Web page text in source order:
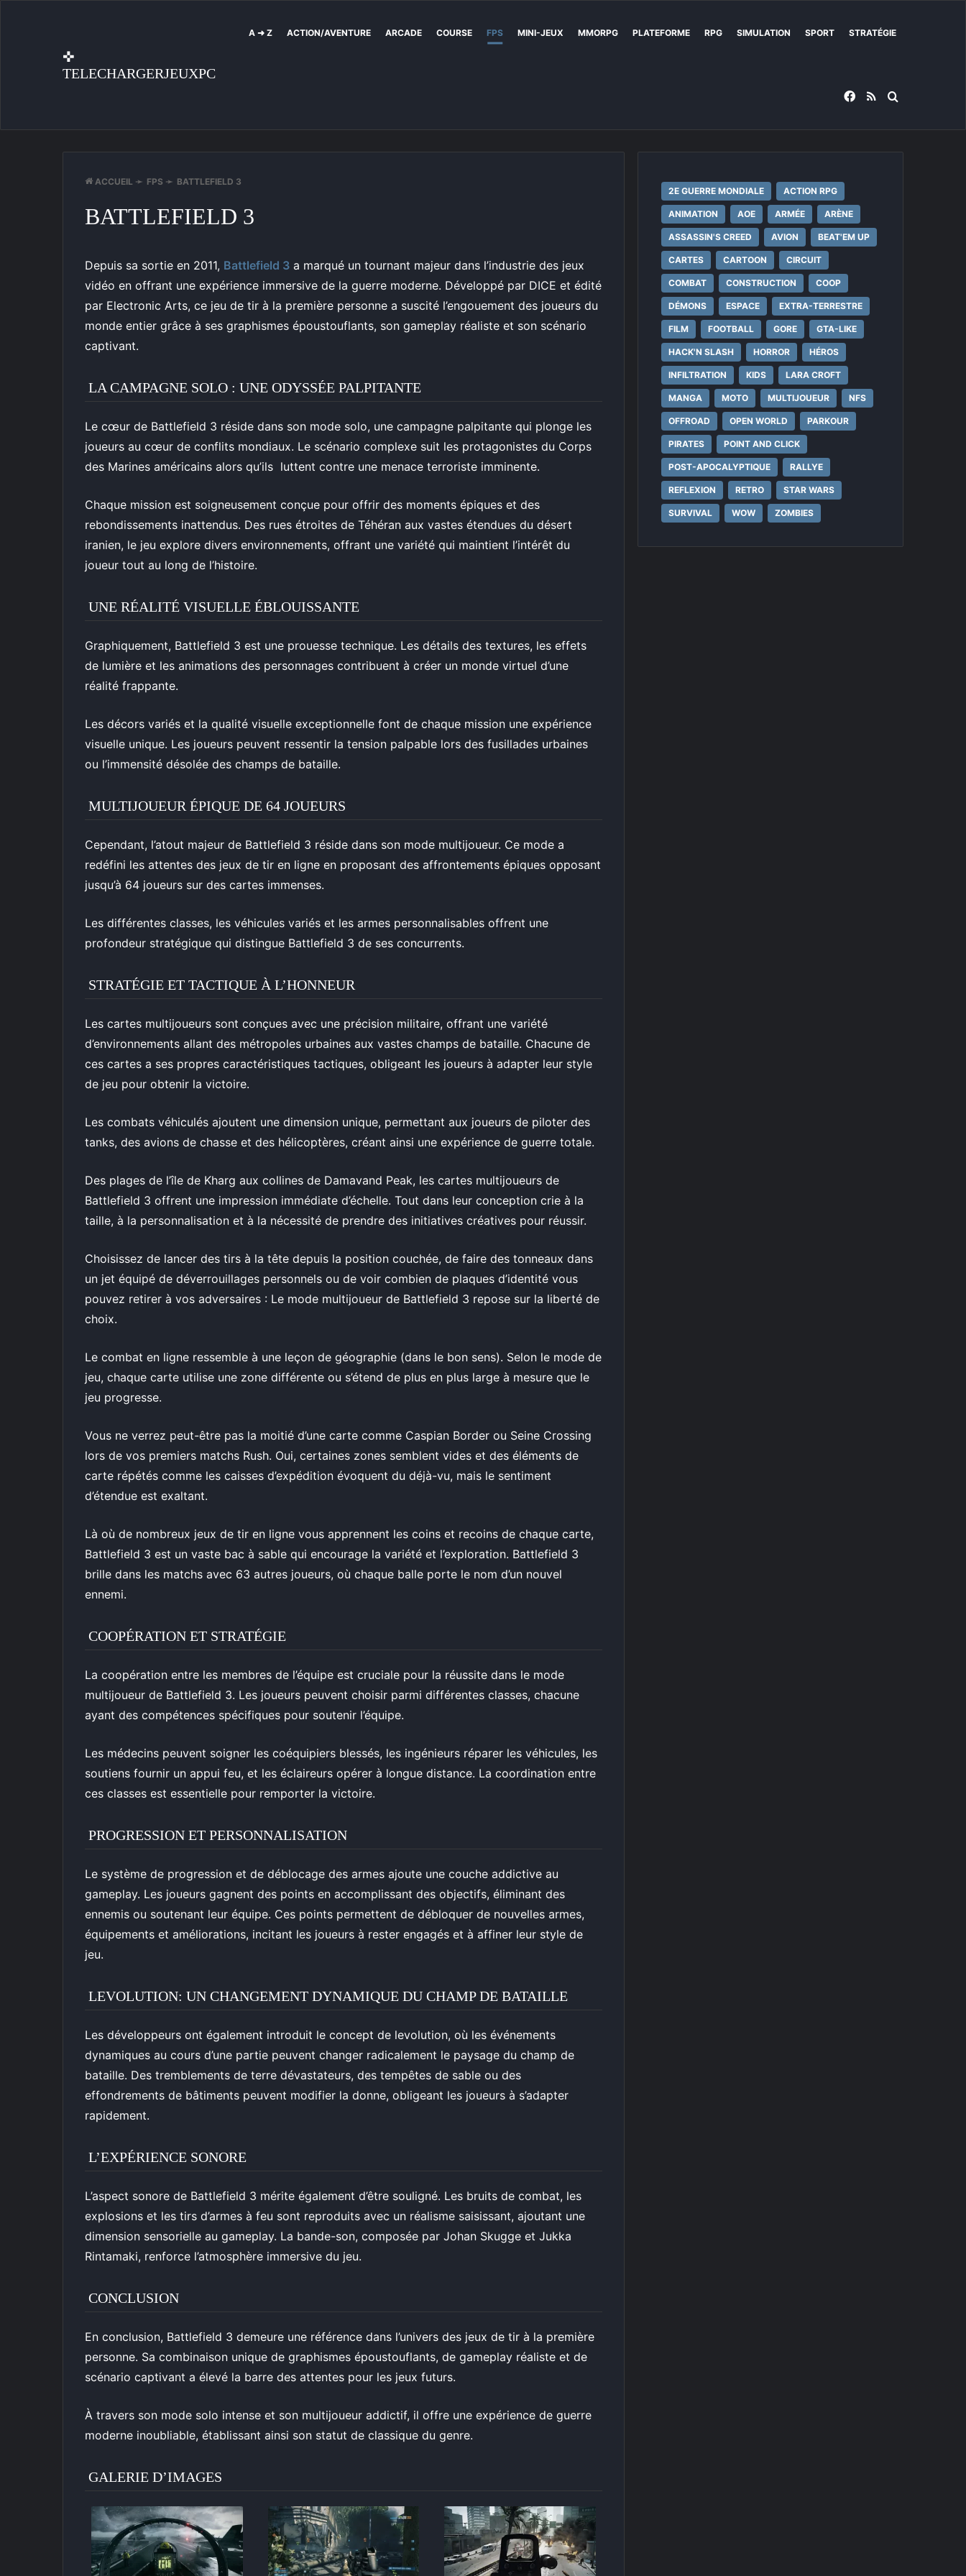
✜
TELECHARGERJEUXPC
A ➜ Z ACTION/AVENTURE ARCADE COURSE FPS MINI-JEUX MMORPG PLATEFORME RPG SIMULATION SPORT STRATÉGIE
Facebook
RSS
ACCUEIL ➛ FPS ➛ BATTLEFIELD 3
BATTLEFIELD 3
Depuis sa sortie en 2011, Battlefield 3 a marqué un tournant majeur dans l’industrie des jeux
vidéo en offrant une expérience immersive de la guerre moderne. Développé par DICE et édité
par Electronic Arts, ce jeu de tir à la première personne a suscité l’engouement des joueurs du
monde entier grâce à ses graphismes époustouflants, son gameplay réaliste et son scénario
captivant.
LA CAMPAGNE SOLO : UNE ODYSSÉE PALPITANTE
Le cœur de Battlefield 3 réside dans son mode solo, une campagne palpitante qui plonge les
joueurs au cœur de conflits mondiaux. Le scénario complexe suit les protagonistes du Corps
des Marines américains alors qu’ils luttent contre une menace terroriste imminente.
Chaque mission est soigneusement conçue pour offrir des moments épiques et des
rebondissements inattendus. Des rues étroites de Téhéran aux vastes étendues du désert
iranien, le jeu explore divers environnements, offrant une variété qui maintient l’intérêt du
joueur tout au long de l’histoire.
UNE RÉALITÉ VISUELLE ÉBLOUISSANTE
Graphiquement, Battlefield 3 est une prouesse technique. Les détails des textures, les effets
de lumière et les animations des personnages contribuent à créer un monde virtuel d’une
réalité frappante.
Les décors variés et la qualité visuelle exceptionnelle font de chaque mission une expérience
visuelle unique. Les joueurs peuvent ressentir la tension palpable lors des fusillades urbaines
ou l’immensité désolée des champs de bataille.
MULTIJOUEUR ÉPIQUE DE 64 JOUEURS
Cependant, l’atout majeur de Battlefield 3 réside dans son mode multijoueur. Ce mode a
redéfini les attentes des jeux de tir en ligne en proposant des affrontements épiques opposant
jusqu’à 64 joueurs sur des cartes immenses.
Les différentes classes, les véhicules variés et les armes personnalisables offrent une
profondeur stratégique qui distingue Battlefield 3 de ses concurrents.
STRATÉGIE ET TACTIQUE À L’HONNEUR
Les cartes multijoueurs sont conçues avec une précision militaire, offrant une variété
d’environnements allant des métropoles urbaines aux vastes champs de bataille. Chacune de
ces cartes a ses propres caractéristiques tactiques, obligeant les joueurs à adapter leur style
de jeu pour obtenir la victoire.
Les combats véhiculés ajoutent une dimension unique, permettant aux joueurs de piloter des
tanks, des avions de chasse et des hélicoptères, créant ainsi une expérience de guerre totale.
Des plages de l’île de Kharg aux collines de Damavand Peak, les cartes multijoueurs de
Battlefield 3 offrent une impression immédiate d’échelle. Tout dans leur conception crie à la
taille, à la personnalisation et à la nécessité de prendre des initiatives créatives pour réussir.
Choisissez de lancer des tirs à la tête depuis la position couchée, de faire des tonneaux dans
un jet équipé de déverrouillages personnels ou de voir combien de plaques d’identité vous
pouvez retirer à vos adversaires : Le mode multijoueur de Battlefield 3 repose sur la liberté de
choix.
Le combat en ligne ressemble à une leçon de géographie (dans le bon sens). Selon le mode de
jeu, chaque carte utilise une zone différente ou s’étend de plus en plus large à mesure que le
jeu progresse.
Vous ne verrez peut-être pas la moitié d’une carte comme Caspian Border ou Seine Crossing
lors de vos premiers matchs Rush. Oui, certaines zones semblent vides et des éléments de
carte répétés comme les caisses d’expédition évoquent du déjà-vu, mais le sentiment
d’étendue est exaltant.
Là où de nombreux jeux de tir en ligne vous apprennent les coins et recoins de chaque carte,
Battlefield 3 est un vaste bac à sable qui encourage la variété et l’exploration. Battlefield 3
brille dans les matchs avec 63 autres joueurs, où chaque balle porte le nom d’un nouvel
ennemi.
COOPÉRATION ET STRATÉGIE
La coopération entre les membres de l’équipe est cruciale pour la réussite dans le mode
multijoueur de Battlefield 3. Les joueurs peuvent choisir parmi différentes classes, chacune
ayant des compétences spécifiques pour soutenir l’équipe.
Les médecins peuvent soigner les coéquipiers blessés, les ingénieurs réparer les véhicules, les
soutiens fournir un appui feu, et les éclaireurs opérer à longue distance. La coordination entre
ces classes est essentielle pour remporter la victoire.
PROGRESSION ET PERSONNALISATION
Le système de progression et de déblocage des armes ajoute une couche addictive au
gameplay. Les joueurs gagnent des points en accomplissant des objectifs, éliminant des
ennemis ou soutenant leur équipe. Ces points permettent de débloquer de nouvelles armes,
équipements et améliorations, incitant les joueurs à rester engagés et à affiner leur style de
jeu.
LEVOLUTION: UN CHANGEMENT DYNAMIQUE DU CHAMP DE BATAILLE
Les développeurs ont également introduit le concept de levolution, où les événements
dynamiques au cours d’une partie peuvent changer radicalement le paysage du champ de
bataille. Des tremblements de terre dévastateurs, des tempêtes de sable ou des
effondrements de bâtiments peuvent modifier la donne, obligeant les joueurs à s’adapter
rapidement.
L’EXPÉRIENCE SONORE
L’aspect sonore de Battlefield 3 mérite également d’être souligné. Les bruits de combat, les
explosions et les tirs d’armes à feu sont reproduits avec un réalisme saisissant, ajoutant une
dimension sensorielle au gameplay. La bande-son, composée par Johan Skugge et Jukka
Rintamaki, renforce l’atmosphère immersive du jeu.
CONCLUSION
En conclusion, Battlefield 3 demeure une référence dans l’univers des jeux de tir à la première
personne. Sa combinaison unique de graphismes époustouflants, de gameplay réaliste et de
scénario captivant a élevé la barre des attentes pour les jeux futurs.
À travers son mode solo intense et son multijoueur addictif, il offre une expérience de guerre
moderne inoubliable, établissant ainsi son statut de classique du genre.
GALERIE D’IMAGES
2E GUERRE MONDIALE ACTION RPG
ANIMATION AOE ARMÉE ARÈNE
ASSASSIN'S CREED AVION BEAT'EM UP
CARTES CARTOON CIRCUIT
COMBAT CONSTRUCTION COOP
DÉMONS ESPACE EXTRA-TERRESTRE
FILM FOOTBALL GORE GTA-LIKE
HACK'N SLASH HORROR HÉROS
INFILTRATION KIDS LARA CROFT
MANGA MOTO MULTIJOUEUR NFS
OFFROAD OPEN WORLD PARKOUR
PIRATES POINT AND CLICK
POST-APOCALYPTIQUE RALLYE
REFLEXION RETRO STAR WARS
SURVIVAL WOW ZOMBIES